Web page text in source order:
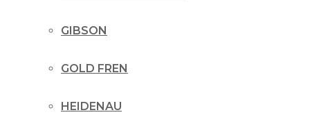
GIBSON
GOLD FREN
HEIDENAU